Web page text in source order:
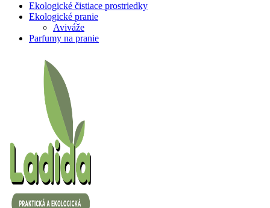
Ladida
Ekologické čistiace prostriedky
Ekologické pranie
Aviváže
Parfumy na pranie